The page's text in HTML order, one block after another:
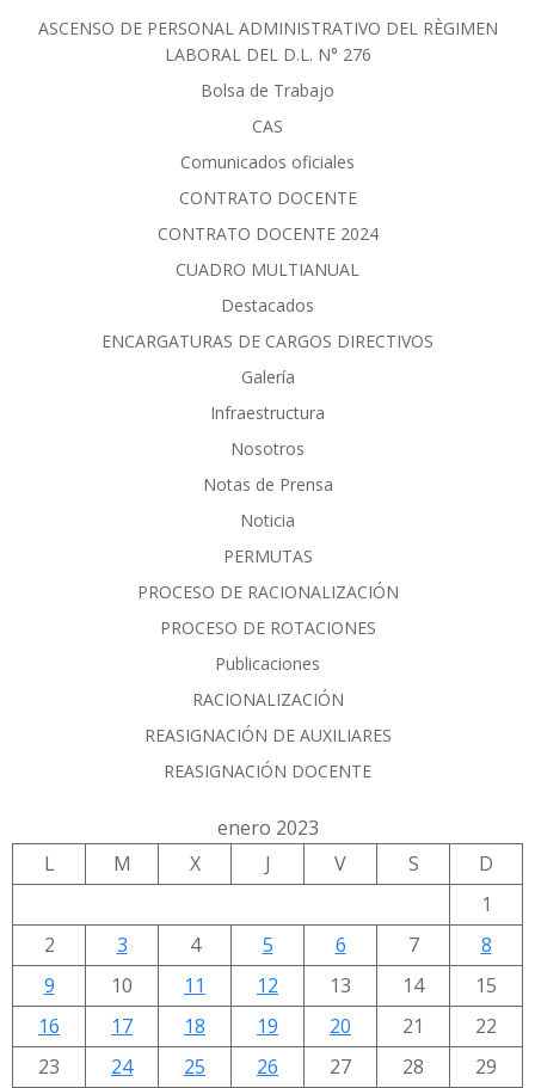
ASCENSO DE PERSONAL ADMINISTRATIVO DEL RÈGIMEN
LABORAL DEL D.L. N° 276
Bolsa de Trabajo
CAS
Comunicados oficiales
CONTRATO DOCENTE
CONTRATO DOCENTE 2024
CUADRO MULTIANUAL
Destacados
ENCARGATURAS DE CARGOS DIRECTIVOS
Galería
Infraestructura
Nosotros
Notas de Prensa
Noticia
PERMUTAS
PROCESO DE RACIONALIZACIÓN
PROCESO DE ROTACIONES
Publicaciones
RACIONALIZACIÓN
REASIGNACIÓN DE AUXILIARES
REASIGNACIÓN DOCENTE
enero 2023
L
M X J V S
D
1
2
3 4 5 6 7
8
9
10 11 12 13 14
15
16
17 18 19 20 21
22
23
24 25 26 27 28 29